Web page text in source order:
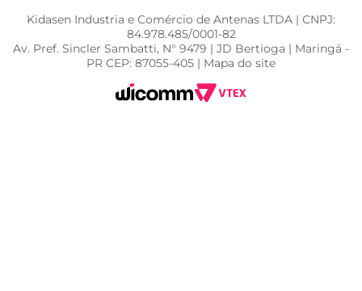
Kidasen Industria e Comércio de Antenas LTDA | CNPJ:
84.978.485/0001-82
Av. Pref. Sincler Sambatti, N° 9479 | JD Bertioga | Maringá -
PR CEP: 87055-405 | Mapa do site